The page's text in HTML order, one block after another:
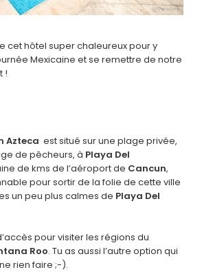
cet hôtel super chaleureux pour y
Mexicaine et se remettre de notre
!
Azteca est situé sur une plage privée,
de pêcheurs, à Playa Del
de kms de l’aéroport de Cancun,
pour sortir de la folie de cette ville
un peu plus calmes de Playa Del
pour visiter les régions du
Roo. Tu as aussi l’autre option qui
rien faire ;-).